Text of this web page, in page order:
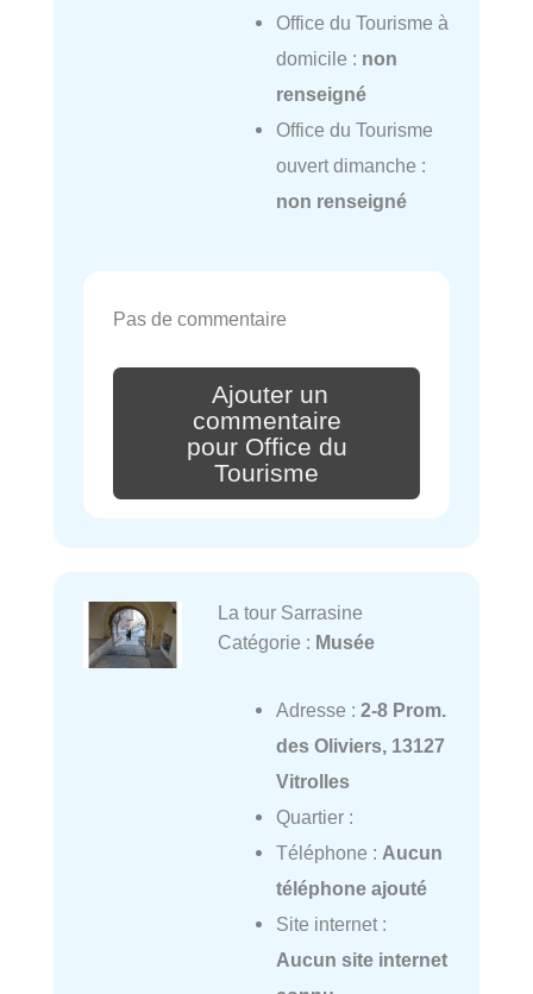
Office du Tourisme à
domicile : non
renseigné
Office du Tourisme
ouvert dimanche :
non renseigné
Pas de commentaire
Ajouter un
commentaire
pour Office du
Tourisme
La tour Sarrasine
Catégorie : Musée
Adresse : 2-8 Prom.
des Oliviers, 13127
Vitrolles
Quartier :
Téléphone : Aucun
téléphone ajouté
Site internet :
Aucun site internet